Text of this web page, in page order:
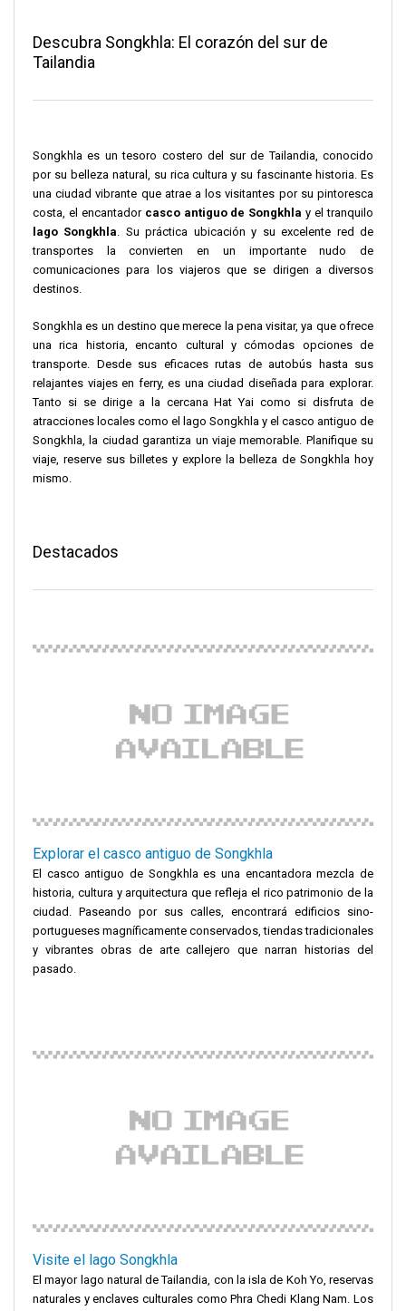
Descubra Songkhla: El corazón del sur de
Tailandia
Songkhla es un tesoro costero del sur de Tailandia, conocido
por su belleza natural, su rica cultura y su fascinante historia. Es
una ciudad vibrante que atrae a los visitantes por su pintoresca
costa, el encantador casco antiguo de Songkhla y el tranquilo
lago Songkhla . Su práctica ubicación y su excelente red de
transportes la convierten en un importante nudo de
comunicaciones para los viajeros que se dirigen a diversos
destinos.
Songkhla es un destino que merece la pena visitar, ya que ofrece
una rica historia, encanto cultural y cómodas opciones de
transporte. Desde sus eficaces rutas de autobús hasta sus
relajantes viajes en ferry, es una ciudad diseñada para explorar.
Tanto si se dirige a la cercana Hat Yai como si disfruta de
atracciones locales como el lago Songkhla y el casco antiguo de
Songkhla, la ciudad garantiza un viaje memorable. Planifique su
viaje, reserve sus billetes y explore la belleza de Songkhla hoy
mismo.
Destacados
Explorar el casco antiguo de Songkhla
El casco antiguo de Songkhla es una encantadora mezcla de
historia, cultura y arquitectura que refleja el rico patrimonio de la
ciudad. Paseando por sus calles, encontrará edificios sino-
portugueses magníficamente conservados, tiendas tradicionales
y vibrantes obras de arte callejero que narran historias del
pasado.
Visite el lago Songkhla
El mayor lago natural de Tailandia, con la isla de Koh Yo, reservas
naturales y enclaves culturales como Phra Chedi Klang Nam. Los